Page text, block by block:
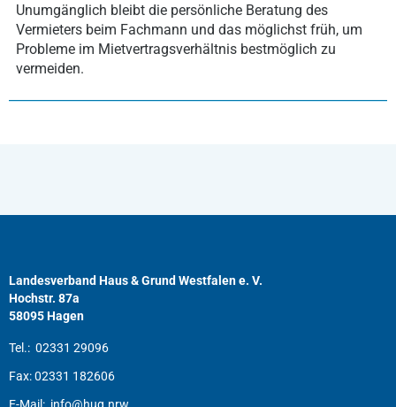
Unumgänglich bleibt die persönliche Beratung des
Vermieters beim Fachmann und das möglichst früh, um
Probleme im Mietvertragsverhältnis bestmöglich zu
vermeiden.
Landesverband Haus & Grund Westfalen e. V.
Hochstr. 87a
58095 Hagen
Tel.: 02331 29096
Fax:02331 182606